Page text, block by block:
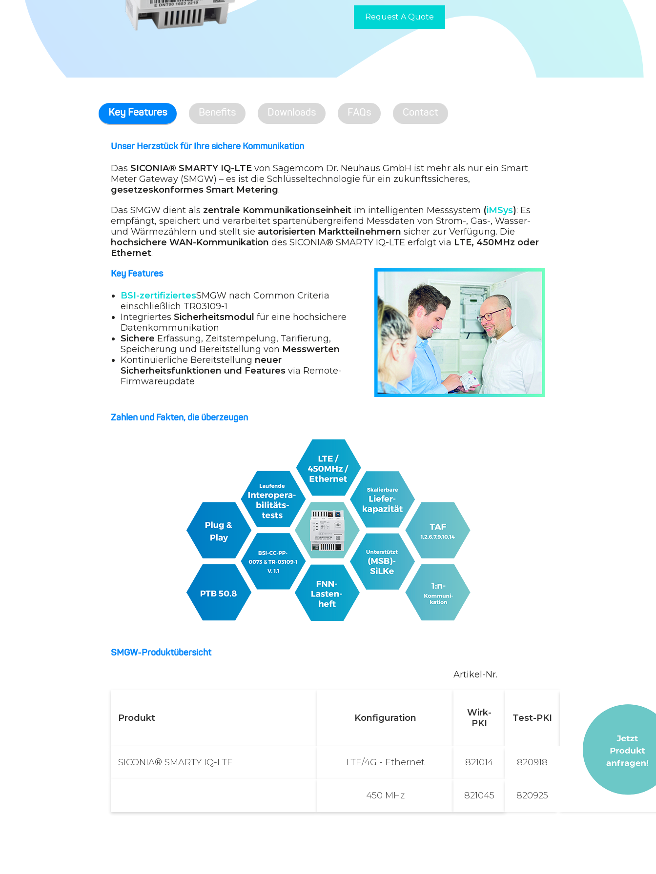
Request A Quote
Key Features Benefits Downloads FAQs Contact
Unser Herzstück für Ihre sichere Kommunikation
Das SICONIA® SMARTY IQ-LTEvon Sagemcom Dr. Neuhaus GmbH ist mehr als nur ein Smart
Meter Gateway (SMGW) – es ist die Schlüsseltechnologie für ein zukunftssicheres,
gesetzeskonformes Smart Metering.
Das SMGW dient als zentrale Kommunikationseinheit im intelligenten Messsystem (iMSys): Es
empfängt, speichert und verarbeitet spartenübergreifend Messdaten von Strom-, Gas-, Wasser-
und Wärmezählern und stellt sie autorisierten Marktteilnehmern sicher zur Verfügung. Die
hochsichere WAN-Kommunikation des SICONIA® SMARTY IQ-LTE erfolgt via LTE, 450MHz oder
Ethernet.
Key Features
BSI-zertifiziertesSMGW nach Common Criteria
einschließlich TR03109-1
Integriertes Sicherheitsmodul für eine hochsichere
Datenkommunikation
Sichere Erfassung, Zeitstempelung, Tarifierung,
Speicherung und Bereitstellung von Messwerten
Kontinuierliche Bereitstellung neuer
Sicherheitsfunktionen und Featuresvia Remote-
Firmwareupdate
Zahlen und Fakten, die überzeugen
SMGW-Produktübersicht
Artikel-Nr.
Produkt Konfiguration
Wirk-
PKI
Test-PKI
SICONIA® SMARTY IQ-LTE LTE/4G - Ethernet 821014 820918
450 MHz 821045 820925